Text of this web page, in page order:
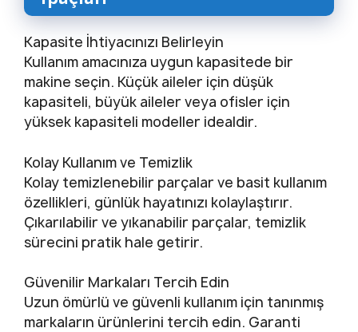
Kapasite İhtiyacınızı Belirleyin
Kullanım amacınıza uygun kapasitede bir
makine seçin. Küçük aileler için düşük
kapasiteli, büyük aileler veya ofisler için
yüksek kapasiteli modeller idealdir.
Kolay Kullanım ve Temizlik
Kolay temizlenebilir parçalar ve basit kullanım
özellikleri, günlük hayatınızı kolaylaştırır.
Çıkarılabilir ve yıkanabilir parçalar, temizlik
sürecini pratik hale getirir.
Güvenilir Markaları Tercih Edin
Uzun ömürlü ve güvenli kullanım için tanınmış
markaların ürünlerini tercih edin. Garanti